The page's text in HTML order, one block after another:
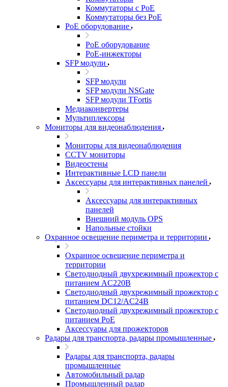
Коммутаторы с PoE
Коммутаторы без PoE
PoE оборудование
PoE оборудование
PoE-инжекторы
SFP модули
SFP модули
SFP модули NSGate
SFP модули TFortis
Медиаконвертеры
Мультиплексоры
Мониторы для видеонаблюдения
Мониторы для видеонаблюдения
CCTV мониторы
Видеостены
Интерактивные LCD панели
Аксессуары для интерактивных панелей
Аксессуары для интерактивных
панелей
Внешний модуль OPS
Напольные стойки
Охранное освещение периметра и территории
Охранное освещение периметра и
территории
Светодиодный двухрежимный прожектор с
питанием AC220В
Светодиодный двухрежимный прожектор с
питанием DC12/AC24В
Светодиодный двухрежимный прожектор с
питанием PoE
Аксессуары для прожекторов
Радары для транспорта, радары промышленные
Радары для транспорта, радары
промышленные
Автомобильный радар
Промышленный радар